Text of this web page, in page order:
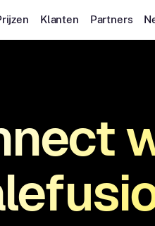
Klanten Partners